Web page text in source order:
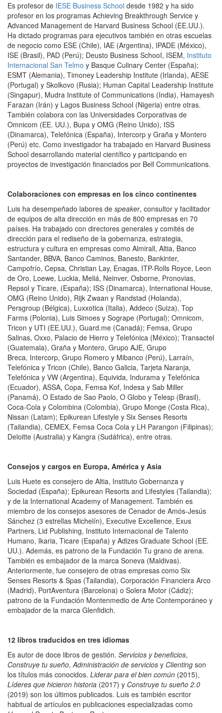
Es profesor de IESE Business School desde 1982 y ha sido
profesor en los programas Achieving Breakthrough Service y
Advanced Management de Harvard Business School (EE.UU.).
Ha dictado programas para ejecutivos también en otras escuelas
de negocio como ESE (Chile), IAE (Argentina), IPADE (México),
ISE (Brasil), PAD (Perú); Deusto Business SchooI, ISEM, Instituto
Internacional San Telmo y Basque Culinary Center (España);
ESMT (Alemania), Timoney Leadership Institute (Irlanda), AESE
(Portugal) y Skolkovo (Rusia); Human Capital Leadership Institute
(Singapur), Mudra Institute of Communications (India), Hamayesh
Farazan (Irán) y Lagos Business School (Nigeria) entre otras.
También colabora con las Universidades Corporativas de
Omnicom (EE. UU.), Bupa y OMG (Reino Unido), ISS
(Dinamarca), Telefónica (España), Intercorp y Graña y Montero
(Perú) etc. Como investigador ha trabajado en Harvard Business
School desarrollando material científico y participando en
proyectos de investigación financiados por Bell Communications.
Colaboraciones con empresas en los cinco continentes
Luis ha desempeñado labores de speaker, consultor y facilitador
de equipos de alta dirección en más de 800 empresas en 70
países. Ha trabajado con directores generales y comités de
dirección para el rediseño de la gobernanza, estrategia,
estructura y cultura en empresas como Almirall, Altia, Banco
Santander, BBVA, Banco Caminos, Banesto, Bankinter,
Campofrío, Cepsa, Christian Lay, Enagas, ITP-Rolls Royce, Leon
de Oro, Loewe, Luckia, Meliá, Neinver, Osborne, Pronovias,
Repsol y Ticare, (España); ISS (Dinamarca), International House,
OMG (Reino Unido), Rijk Zwaan y Randstad (Holanda),
Persgroup (Bélgica), Luxxotica (Italia), Addeco (Suiza), Top
Farms (Polonia), Luis Simoes y Sogrape (Portugal); Omnicom,
Tricon y UTI (EE.UU.), Guard.me (Canadá); Femsa, Grupo
Salinas, Oxxo, Palacio de Hierro y Telefónica (México); Transactel
(Guatemala), Graña y Montero, Grupo AJE, Grupo
Breca, Intercorp, Grupo Romero y Mibanco (Perú), Larraín,
Telefónica y Tricon (Chile), Banco Galicia, Tarjeta Naranja,
Telefónica y VW (Argentina), Equivida, Indurama y Telefónica
(Ecuador), ASSA, Copa, Femsa Kof, Indesa y Sab Miller
(Panamá), O Estado de Sao Paolo, O Globo y Telesp (Brasil),
Coca-Cola y Colombina (Colombia), Grupo Monge (Costa Rica),
Nissan (Latam); Epikurean Lifestyle y Six Senses Resorts
(Tailandia), CEMEX, Femsa Coca Cola y LH Parangon (Filipinas);
Deloitte (Australia) y Kangra (Sudáfrica), entre otras.
Consejos y cargos en Europa, América y Asia
Luis Huete es consejero de Altia, Instituto Gobernanza y
Sociedad (España); Epikurean Resorts and Lifestyles (Tailandia);
y de la International Academy of Management. También es
miembro de los consejos asesores de Cenador de Amós-Jesús
Sánchez (3 estrellas Michelín), Executive Excellence, Exus
Partners, Lid Publishing, Instituto Internacional de Talento
Humano, Ikaria, Ticare (España) y Adizes Graduate School (EE.
UU.). Además, es patrono de la Fundación Tu grano de arena.
También es embajador de la marca Soneva (Maldivas).
Anteriormente, fue consejero de otras empresas como Six
Senses Resorts & Spas (Tailandia), Corporación Financiera Arco
(Madrid), PortAventura (Barcelona) o Solera Motor (Cádiz);
patrono de la Fundación Montenmedio de Arte Contemporáneo y
embajador de la marca Glenfidich.
12 libros traducidos en tres idiomas
Es autor de doce libros de gestión. Servicios y beneficios,
Construye tu sueño, Administración de servicios y Clienting son
los títulos más conocidos. Liderar para el bien común (2015),
Líderes que hicieron historia (2017) y Construye tu sueño 2.0
(2019) son los últimos publicados. Luis es también escritor
habitual de artículos en publicaciones especializadas como